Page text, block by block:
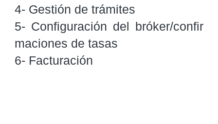
4- Gestión de trámites
5- Configuración del bróker/confir
maciones de tasas
6- Facturación